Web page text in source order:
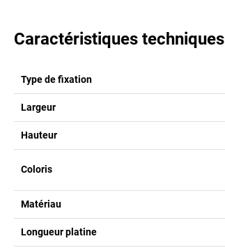
Caractéristiques techniques
Type de fixation
Largeur
Hauteur
Coloris
Matériau
Longueur platine